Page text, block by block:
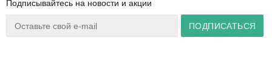
Подписывайтесь на новости и акции